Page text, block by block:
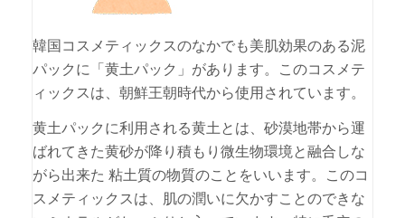
韓国コスメティックスのなかでも美肌効果のある泥
パックに「黄土パック」があります。このコスメテ
ィックスは、朝鮮王朝時代から使用されています。
黄土パックに利用される黄土とは、砂漠地帯から運
ばれてきた黄砂が降り積もり微生物環境と融合しな
がら出来た 粘土質の物質のことをいいます。このコ
スメティックスは、肌の潤いに欠かすことのできな